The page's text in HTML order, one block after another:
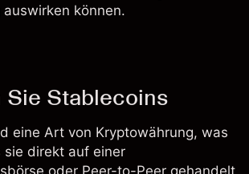
können.
Sie Stablecoins
eine Art von Kryptowährung, was
direkt auf einer
oder Peer-to-Peer gehandelt